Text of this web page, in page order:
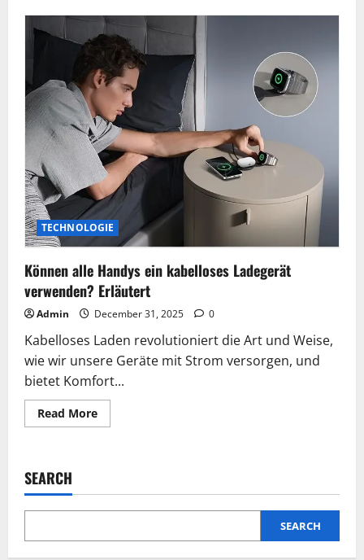
TECHNOLOGIE
Können alle Handys ein kabelloses Ladegerät
verwenden? Erläutert
Admin December 31, 2025 0
Kabelloses Laden revolutioniert die Art und Weise,
wie wir unsere Geräte mit Strom versorgen, und
bietet Komfort...
Read MoreRead
more
kabelloses
verwenden?
SEARCH
SEARCH